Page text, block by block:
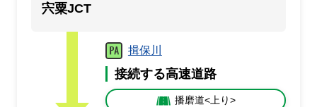
宍粟JCT
揖保川
接続する高速道路
播磨道<上り>